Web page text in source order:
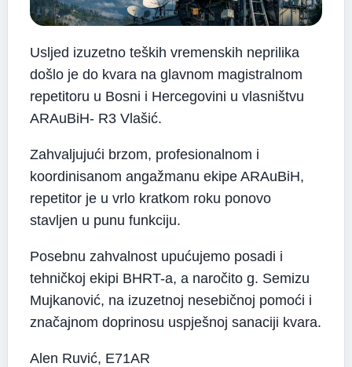
Usljed izuzetno teških vremenskih neprilika
došlo je do kvara na glavnom magistralnom
repetitoru u Bosni i Hercegovini u vlasništvu
ARAuBiH- R3 Vlašić.
Zahvaljujući brzom, profesionalnom i
koordinisanom angažmanu ekipe ARAuBiH,
repetitor je u vrlo kratkom roku ponovo
stavljen u punu funkciju.
Posebnu zahvalnost upućujemo posadi i
tehničkoj ekipi BHRT-a, a naročito g. Semizu
Mujkanović, na izuzetnoj nesebičnoj pomoći i
značajnom doprinosu uspješnoj sanaciji kvara.
Alen Ruvić, E71AR